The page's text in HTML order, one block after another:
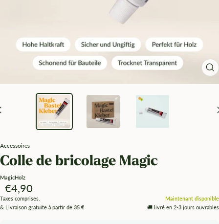
Accessoires
Colle de bricolage Magic
MagicHolz
Angebotspreis
€4,90
Taxes comprises.
& Livraison gratuite à partir de 35 €
Maintenant disponible
🚚 livré en 2-3 jours ouvrables